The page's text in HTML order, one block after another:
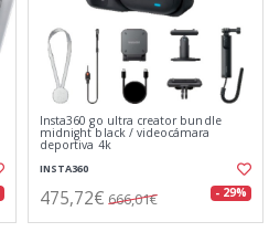
Insta360 go ultra creator bundle
midnight black / videocámara
deportiva 4k
INSTA360
475,72€ 666,01€ - 29%